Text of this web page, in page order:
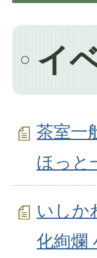
イ
茶室一
ほっと
いしか
化絢爛